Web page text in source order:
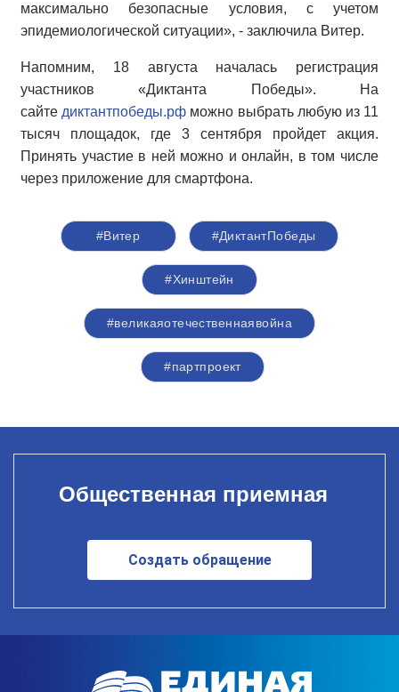
максимально безопасные условия, с учетом
эпидемиологической ситуации», - заключила Витер.
Напомним, 18 августа началась регистрация
участников «Диктанта Победы». На
сайте диктантпобеды.рф можно выбрать любую из 11
тысяч площадок, где 3 сентября пройдет акция.
Принять участие в ней можно и онлайн, в том числе
через приложение для смартфона.
#Витер #ДиктантПобеды
#Хинштейн
#великаяотечественнаявойна
#партпроект
Общественная приемная
Создать обращение